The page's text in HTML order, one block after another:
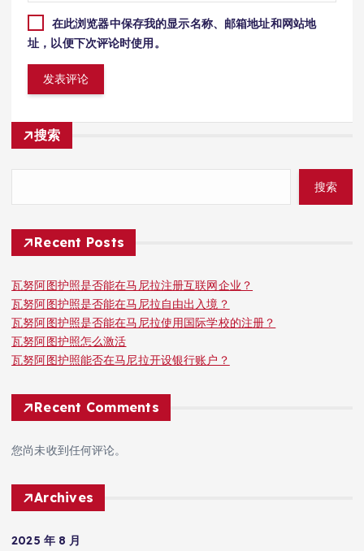
在此浏览器中保存我的显示名称、邮箱地址和网站地
址，以便下次评论时使用。
搜索
搜索
Recent Posts
瓦努阿图护照是否能在马尼拉注册互联网企业？
瓦努阿图护照是否能在马尼拉自由出入境？
瓦努阿图护照是否能在马尼拉使用国际学校的注册？
瓦努阿图护照怎么激活
瓦努阿图护照能否在马尼拉开设银行账户？
Recent Comments
您尚未收到任何评论。
Archives
2025 年 8 月